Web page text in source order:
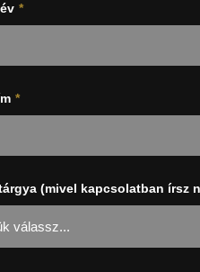
*
*
(mivel kapcsolatban írsz